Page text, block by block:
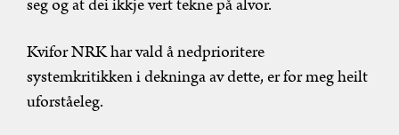
Kvifor NRK har vald å nedprioritere
systemkritikken i dekninga av dette, er for meg heilt
uforståeleg.